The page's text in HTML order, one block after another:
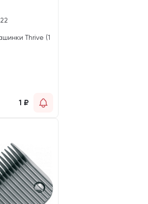
22
Thrive (1
1 ₽